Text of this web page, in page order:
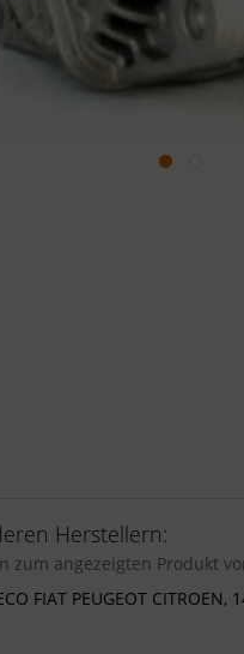
Herstellern:
zum angezeigten Produkt
FIAT PEUGEOT CITROEN,